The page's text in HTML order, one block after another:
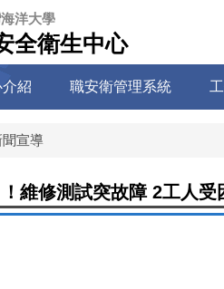
洋大學
全衛生中心
紹 職安衛管理系統
宣導
維修測試突故障 2工人受